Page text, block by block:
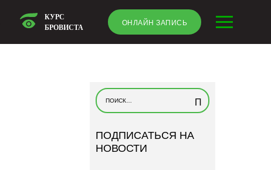
КУРС
БРОВИСТА
ОНЛАЙН ЗАПИСЬ
Н
а
т
ПОДПИСАТЬСЯ НА
НОВОСТИ